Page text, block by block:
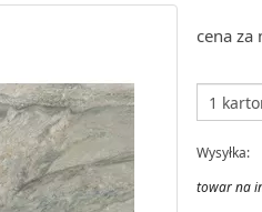
cena za
Wysyłka:
towar na